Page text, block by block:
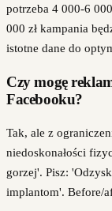
potrzeba 4 000-6
000 zł kampania
istotne dane do
Czy mogę
Facebooku?
Tak, ale z
niedoskonałości
gorzej'. Pisz:
implantom'. Before/